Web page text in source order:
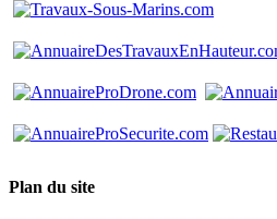
Plan du site